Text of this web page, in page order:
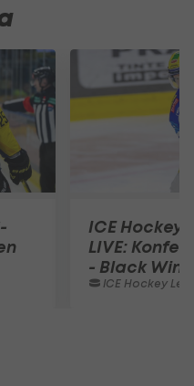
ICE Hockey
LIVE:
- Black
ICE Hockey